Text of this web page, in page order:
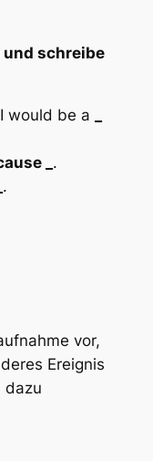
schreibe
would be a
.
.
vor,
Ereignis
dazu